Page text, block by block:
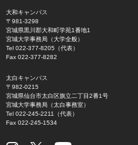
大和キャンパス
〒981-3298
宮城県黒川郡大和町学苑1番地1
宮城大学事務局（大学全般）
Tel 022-377-8205（代表）
Fax 022-377-8282
太白キャンパス
〒982-0215
宮城県仙台市太白区旗立二丁目2番1号
宮城大学事務局（太白事務室）
Tel 022-245-2211（代表）
Fax 022-245-1534